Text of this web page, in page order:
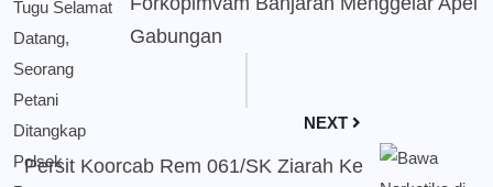
Gabungan
NEXT
Persit Koorcab Rem 061/SK Ziarah Ke